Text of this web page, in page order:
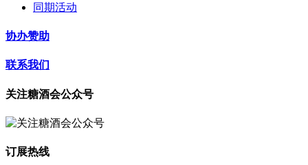
同期活动
协办赞助
联系我们
关注糖酒会公众号
订展热线